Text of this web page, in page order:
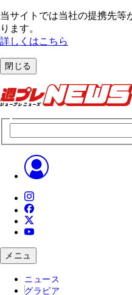
当サイトでは当社の提携先等
ります。
詳しくはこちら
閉じる
メニュ
ニュース
グラビア